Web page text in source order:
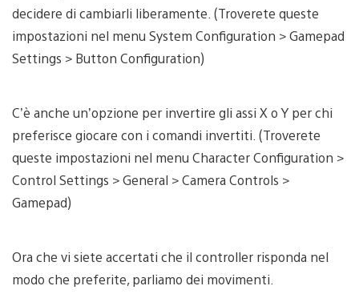
decidere di cambiarli liberamente. (Troverete queste
impostazioni nel menu System Configuration > Gamepad
Settings > Button Configuration)
C’è anche un’opzione per invertire gli assi X o Y per chi
preferisce giocare con i comandi invertiti. (Troverete
queste impostazioni nel menu Character Configuration >
Control Settings > General > Camera Controls >
Gamepad)
Ora che vi siete accertati che il controller risponda nel
modo che preferite, parliamo dei movimenti.